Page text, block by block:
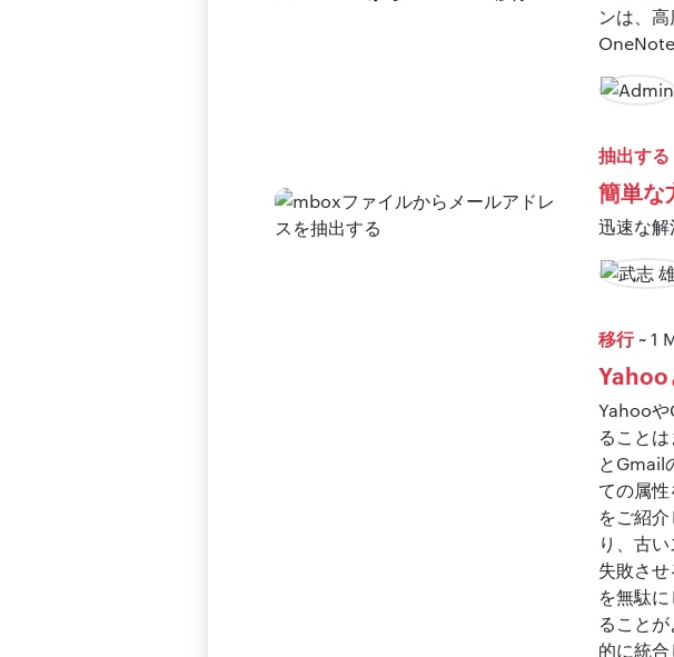
ンは、
OneNote
抽出する
簡単な
迅速な
移行~ 1
Yahoo
Yahooや
ること
とGmail
ての属
をご紹
り、古
失敗さ
を無駄
ること
的に統